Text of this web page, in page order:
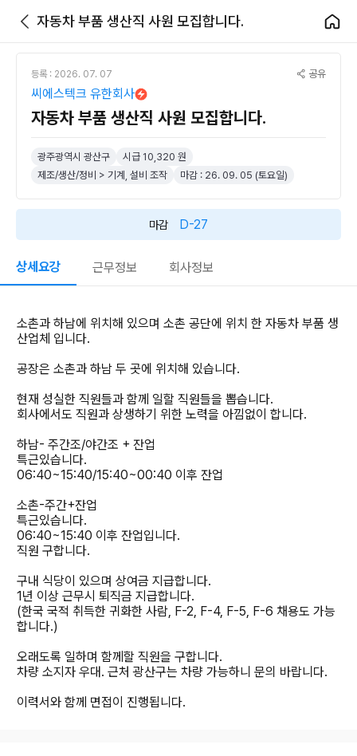
자동차 부품 생산직 사원 모집합니다.
등록 : 2026. 07. 07 공유
씨에스텍크 유한회사
자동차 부품 생산직 사원 모집합니다.
광주광역시 광산구
시급 10,320 원
제조/생산/정비 > 기계, 설비 조작
마감 : 26. 09. 05 (토요일)
마감 D-27
상세요강 근무정보 회사정보
소촌과 하남에 위치해 있으며 소촌 공단에 위치 한 자동차 부품 생
산업체 입니다.
공장은 소촌과 하남 두 곳에 위치해 있습니다.
현재 성실한 직원들과 함께 일할 직원들을 뽑습니다.
회사에서도 직원과 상생하기 위한 노력을 아낌없이 합니다.
하남- 주간조/야간조 + 잔업
특근있습니다.
06:40~15:40/15:40~00:40 이후 잔업
소촌-주간+잔업
특근있습니다.
06:40~15:40 이후 잔업입니다.
직원 구합니다.
구내 식당이 있으며 상여금 지급합니다.
1년 이상 근무시 퇴직금 지급합니다.
(한국 국적 취득한 귀화한 사람, F-2, F-4, F-5, F-6 채용도 가능
합니다.)
오래도록 일하며 함께할 직원을 구합니다.
차량 소지자 우대. 근처 광산구는 차량 가능하니 문의 바랍니다.
이력서와 함께 면접이 진행됩니다.